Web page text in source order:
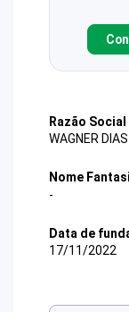
Razão Social
WAGNER
Nome
-
Data de
17/11/2022